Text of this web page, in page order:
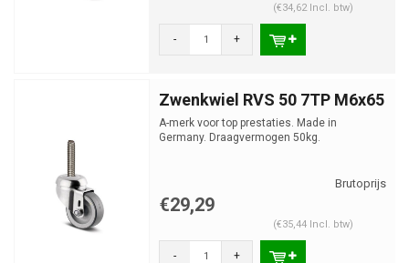
(€34,62 Incl. btw)
- +
Zwenkwiel RVS 50 7TP M6x65
A-merk voor top prestaties. Made in
Germany. Draagvermogen 50kg.
€29,29
(€35,44 Incl. btw)
- +